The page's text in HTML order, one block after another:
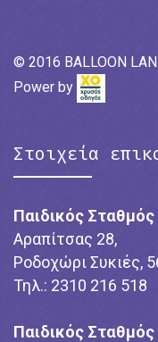
© 2016 BALLOON
Power by
Στοιχεία
Παιδικός Σταθμός
Αραπίτσας 28,
Ροδοχώρι Συκιές,
Τηλ.: 2310 216 518
Παιδικός Σταθμός